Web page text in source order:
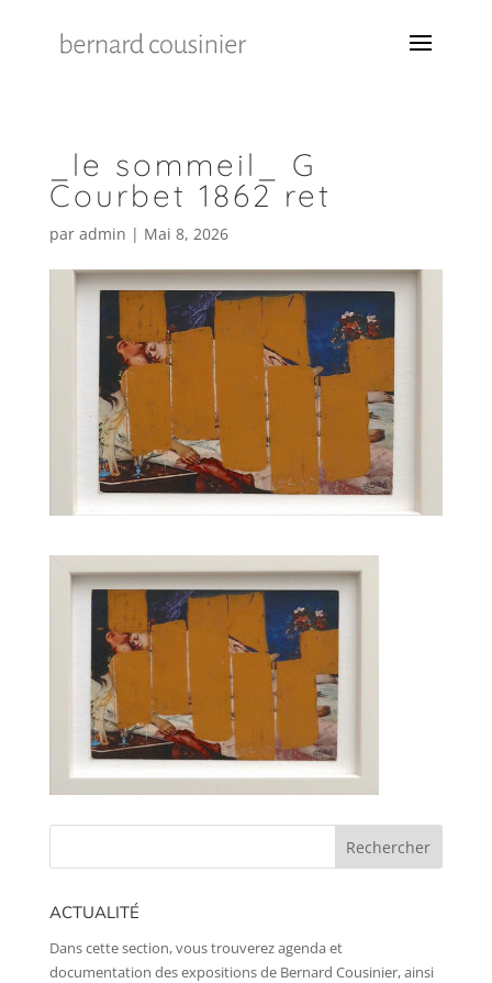
_le sommeil_ G
Courbet 1862 ret
par admin | Mai 8, 2026
ACTUALITÉ
Dans cette section, vous trouverez agenda et
documentation des expositions de Bernard Cousinier, ainsi